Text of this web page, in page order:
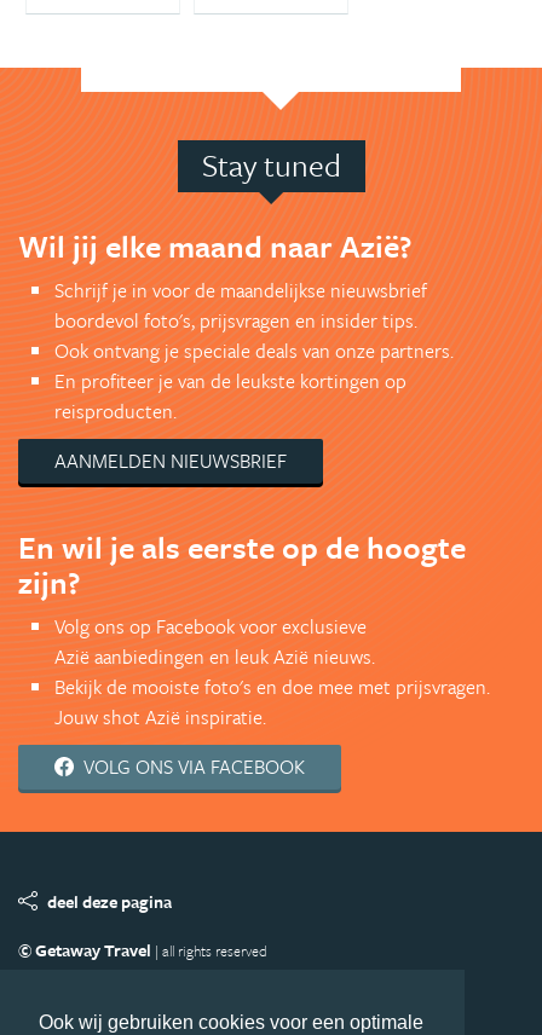
Ook wij gebruiken cookies voor een optimale
Stay tuned
Wil jij elke maand naar Azië?
Schrijf je in voor de maandelijkse nieuwsbrief
boordevol foto's, prijsvragen en insider tips.
Ook ontvang je speciale deals van onze partners.
En profiteer je van de leukste kortingen op
reisproducten.
AANMELDEN NIEUWSBRIEF
En wil je als eerste op de hoogte
zijn?
Volg ons op Facebook voor exclusieve
Azië aanbiedingen en leuk Azië nieuws.
Bekijk de mooiste foto's en doe mee met prijsvragen.
Jouw shot Azië inspiratie.
VOLG ONS VIA FACEBOOK
deel deze pagina
© Getaway Travel | all rights reserved
Copyright
Privacy statement Disclaimer Cookies